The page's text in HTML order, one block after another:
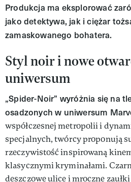
Produkcja ma eksplorować
jako detektywa, jak i ciężar
zamaskowanego bohatera.
Styl noir i nowe
uniwersum
„Spider-Noir” wyróżnia się na
osadzonych w uniwersum
współczesnej metropolii i
specjalnych, twórcy proponują
rzeczywistość inspirowaną
klasycznymi kryminałami.
deszczowe ulice i mroczne